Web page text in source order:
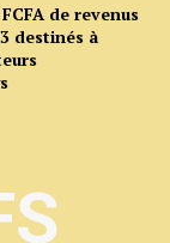
de revenus
destinés à